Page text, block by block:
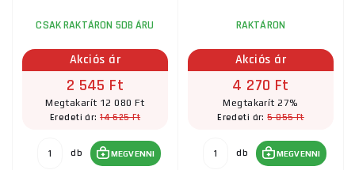
CSAK RAKTÁRON 5DB ÁRU
Akciós ár
2 545 Ft
Megtakarít 12 080 Ft
Eredeti ár:14 625 Ft
db MEGVENNI
RAKTÁRON
Akciós ár
4 270 Ft
Megtakarít 27%
Eredeti ár:5 855 Ft
db MEGVENNI